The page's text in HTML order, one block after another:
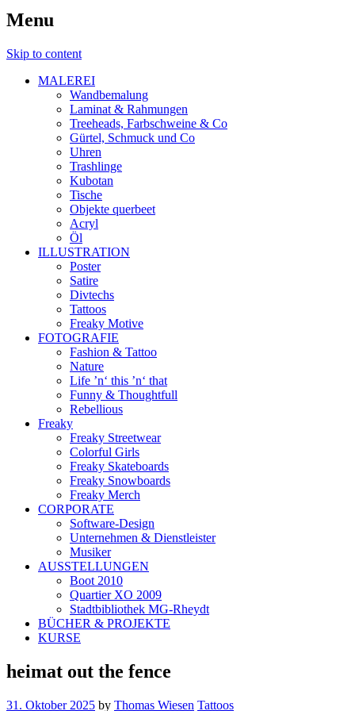
Menu
Skip to content
MALEREI
Wandbemalung
Laminat & Rahmungen
Treeheads, Farbschweine & Co
Gürtel, Schmuck und Co
Uhren
Trashlinge
Kubotan
Tische
Objekte querbeet
Acryl
Öl
ILLUSTRATION
Poster
Satire
Divtechs
Tattoos
Freaky Motive
FOTOGRAFIE
Fashion & Tattoo
Nature
Life ’n‘ this ’n‘ that
Funny & Thoughtfull
Rebellious
Freaky
Freaky Streetwear
Colorful Girls
Freaky Skateboards
Freaky Snowboards
Freaky Merch
CORPORATE
Software-Design
Unternehmen & Dienstleister
Musiker
AUSSTELLUNGEN
Boot 2010
Quartier XO 2009
Stadtbibliothek MG-Rheydt
BÜCHER & PROJEKTE
KURSE
heimat out the fence
31. Oktober 2025 by Thomas Wiesen Tattoos